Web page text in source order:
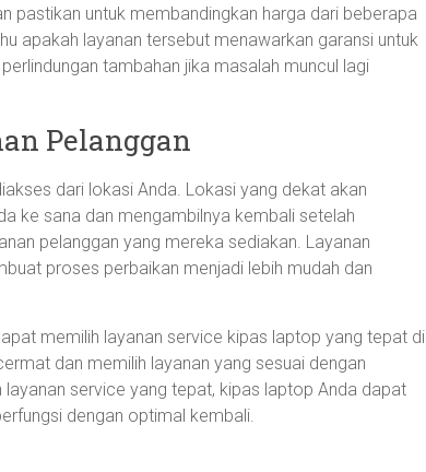
pastikan untuk membandingkan harga dari beberapa
apakah layanan tersebut menawarkan garansi untuk
tambahan jika masalah muncul lagi
Pelanggan
dari lokasi Anda. Lokasi yang dekat akan
ke sana dan mengambilnya kembali setelah
pelanggan yang mereka sediakan. Layanan
proses perbaikan menjadi lebih mudah dan
memilih layanan service kipas laptop yang tepat di
dan memilih layanan yang sesuai dengan
layanan service yang tepat, kipas laptop Anda dapat
dengan optimal kembali.